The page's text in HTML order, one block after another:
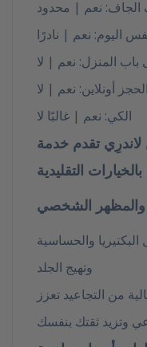
الجاف: نعم | محدود
اليوم: نعم | نادرًا
المنزل: نعم | لا
الحجز أونلاين: نعم | لا
الكي: نعم | غالبًا لا
تقدم خدمة
والمظهر الشخصي
والحساسية
وتهيج الجلد
من التجاعيد تعزز
وتزيد ثقتك بنفسك
Free Pickup &
Delivery
Same Day
Laundry Available
(Express Service)
Affordable
Call or WhatsApp
+971528064245